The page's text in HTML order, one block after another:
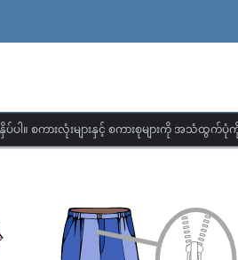
ါ။ စကားလုံးများနှင့် စကားစုများကို အသံထွက်ပုံကို